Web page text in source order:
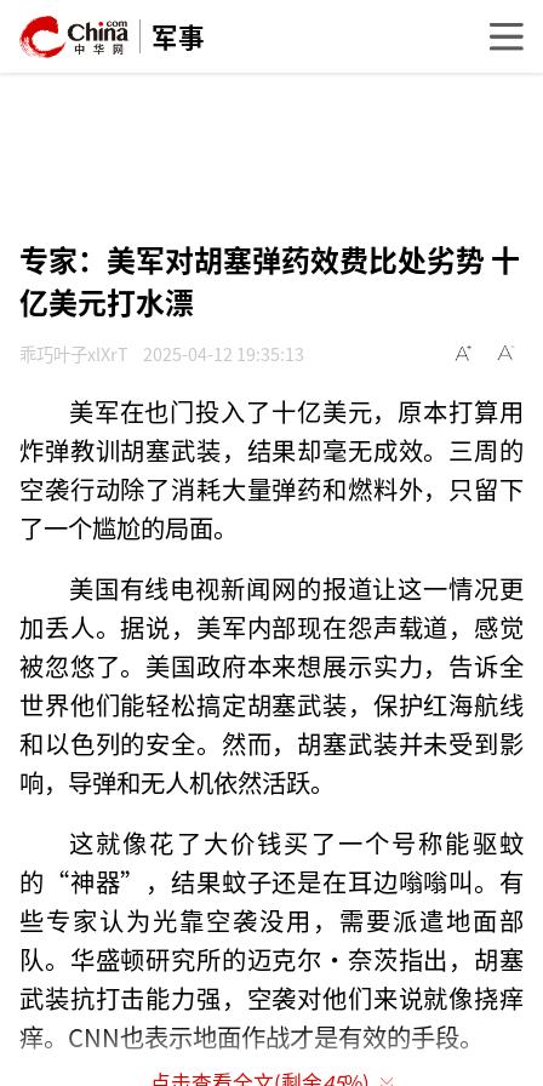
军事
专家：美军对胡塞弹药效费比处劣势 十
亿美元打水漂
乖巧叶子xlXrT 2025-04-12 19:35:13
美军在也门投入了十亿美元，原本打算用
炸弹教训胡塞武装，结果却毫无成效。三周的
空袭行动除了消耗大量弹药和燃料外，只留下
了一个尴尬的局面。
美国有线电视新闻网的报道让这一情况更
加丢人。据说，美军内部现在怨声载道，感觉
被忽悠了。美国政府本来想展示实力，告诉全
世界他们能轻松搞定胡塞武装，保护红海航线
和以色列的安全。然而，胡塞武装并未受到影
响，导弹和无人机依然活跃。
这就像花了大价钱买了一个号称能驱蚊
的“神器”，结果蚊子还是在耳边嗡嗡叫。有
些专家认为光靠空袭没用，需要派遣地面部
队。华盛顿研究所的迈克尔·奈茨指出，胡塞
武装抗打击能力强，空袭对他们来说就像挠痒
痒。CNN也表示地面作战才是有效的手段。